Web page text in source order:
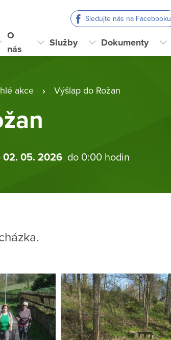
Sledujte nás na Facebooku
O
nás
Služby Dokumenty
akce Výšlap do Rožan
02. 05. 2026 do 0:00 hodin